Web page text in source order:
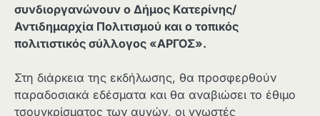
συνδιοργανώνουν ο Δήμος Κατερίνης/
Αντιδημαρχία Πολιτισμού και ο τοπικός
πολιτιστικός σύλλογος «ΑΡΓΟΣ».
Στη διάρκεια της εκδήλωσης, θα προσφερθούν
παραδοσιακά εδέσματα και θα αναβιώσει το έθιμο
τσουγκρίσματος των αυγών, οι γνωστές